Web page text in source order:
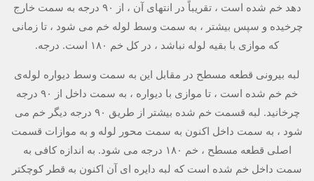
دهد خم شده است ، تقریباً در انتهای آن ، از ۹۰ درجه به سمت خارج
چرخیده و سپس بیشتر ، به سمت وسط لوله خم می شود ، تا زمانی
که موازی با بقیه لوله نباشد ، در کل خم ۱۸۰ است. درجه.
لبه بیرونی قطعه مسطح در مقابل این به سمت وسط دیواره لوله‌ی
خم خم شده است ، تا موازی با دیواره ، به سمت داخل از ۹۰ درجه
چرخانید. لبه قسمت خم شده بیشتر از طریق ۹۰ درجه دیگر خم می
شود ، به سمت داخل اکنون به سمت محور لوله و به موازات قسمت
اصلی قطعه مسطح ، خم ۱۸۰ درجه می شود. به اندازه کافی به
سمت داخل خم شده است که لبه دایره ای آن اکنون به قطر کوچکتر